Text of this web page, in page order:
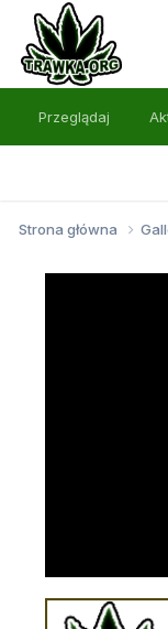
Przeglądaj
Strona główna